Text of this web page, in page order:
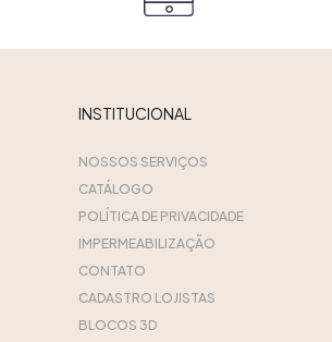
INSTITUCIONAL
NOSSOS SERVIÇOS
CATÁLOGO
POLÍTICA DE PRIVACIDADE
IMPERMEABILIZAÇÃO
CONTATO
CADASTRO LOJISTAS
BLOCOS 3D